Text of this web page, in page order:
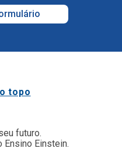
topo
futuro.
Ensino Einstein.